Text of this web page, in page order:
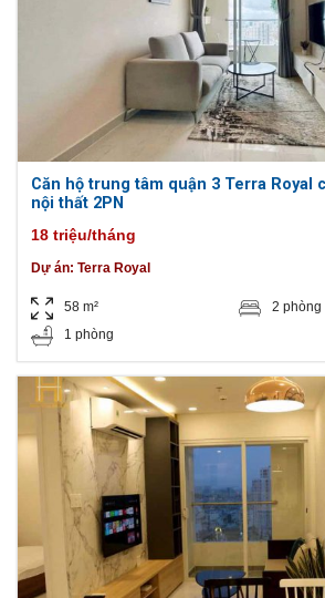
Căn hộ trung tâm quận 3 Terra Royal
nội thất 2PN
18 triệu/tháng
Dự án: Terra Royal
58 m²
2 phòng
1 phòng